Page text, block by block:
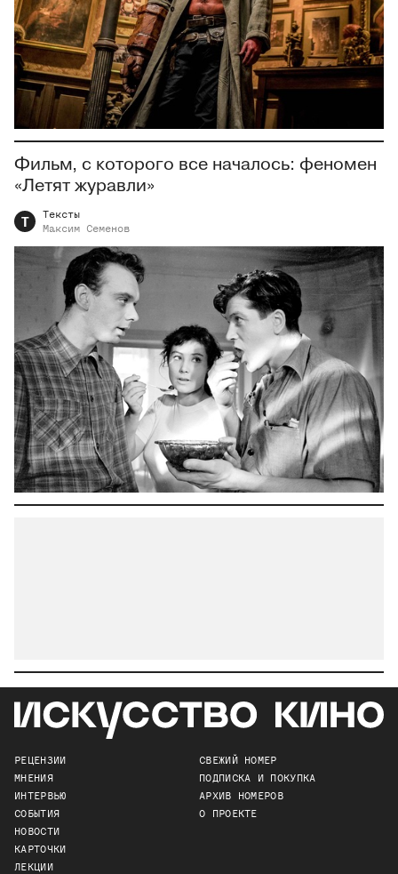
Фильм, с которого все началось: феномен
«Летят журавли»
Т
Тексты
Максим
Семенов
РЕЦЕНЗИИ
МНЕНИЯ
ИНТЕРВЬЮ
СОБЫТИЯ
НОВОСТИ
КАРТОЧКИ
ЛЕКЦИИ
СВЕЖИЙ НОМЕР
ПОДПИСКА И ПОКУПКА
АРХИВ НОМЕРОВ
О ПРОЕКТЕ